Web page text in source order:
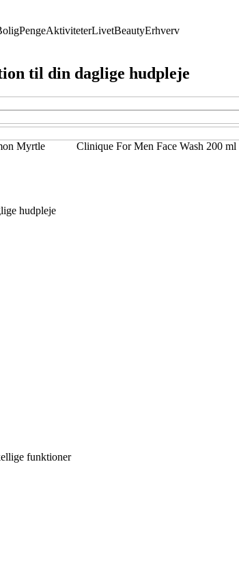
PengeAktiviteterLivetBeautyErhverv
til din daglige hudpleje
Myrtle
Clinique For Men Face Wash 200 ml
hudpleje
funktioner